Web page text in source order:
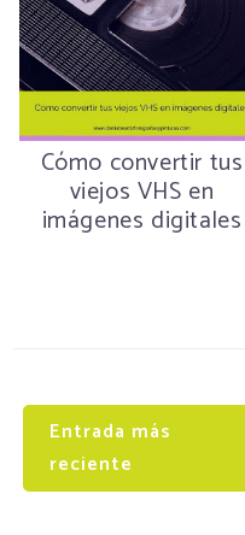
Cómo convertir tus
viejos VHS en
imágenes digitales
Entrada más
reciente